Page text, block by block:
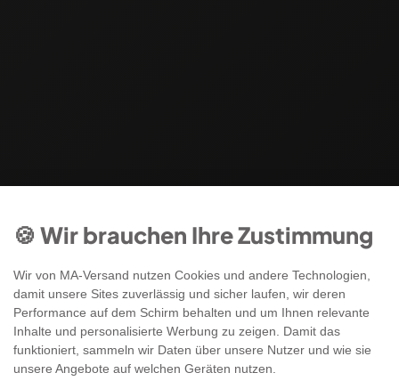
🍪 Wir brauchen Ihre Zustimmung
Wir von MA-Versand nutzen Cookies und andere Technologien,
damit unsere Sites zuverlässig und sicher laufen, wir deren
Performance auf dem Schirm behalten und um Ihnen relevante
Inhalte und personalisierte Werbung zu zeigen. Damit das
funktioniert, sammeln wir Daten über unsere Nutzer und wie sie
unsere Angebote auf welchen Geräten nutzen.
Newsletter Anmeldung
Angebote & Rabatte per E-Mail erhalten - Geld